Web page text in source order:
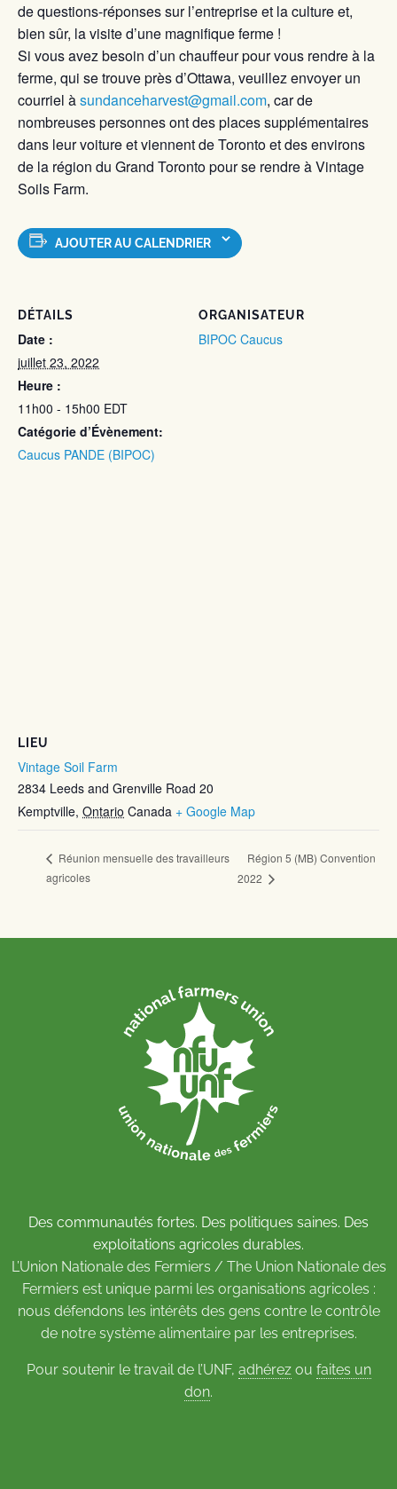
de questions-réponses sur l’entreprise et la culture et,
bien sûr, la visite d’une magnifique ferme !
Si vous avez besoin d’un chauffeur pour vous rendre à la
ferme, qui se trouve près d’Ottawa, veuillez envoyer un
courriel àsundanceharvest@gmail.com, car de
nombreuses personnes ont des places supplémentaires
dans leur voiture et viennent de Toronto et des environs
de la région du Grand Toronto pour se rendre à Vintage
Soils Farm.
AJOUTER AU CALENDRIER
DÉTAILS
Date :
juillet 23, 2022
Heure :
11h00 - 15h00 EDT
Catégorie d’Évènement:
Caucus PANDE (BIPOC)
ORGANISATEUR
BIPOC Caucus
LIEU
Vintage Soil Farm
2834 Leeds and Grenville Road 20
Kemptville, Ontario Canada + Google Map
Réunion mensuelle des travailleurs
agricoles
Région 5 (MB) Convention
2022
Des communautés fortes. Des politiques saines. Des
exploitations agricoles durables.
L’Union Nationale des Fermiers / The Union Nationale des
Fermiers est unique parmi les organisations agricoles :
nous défendons les intérêts des gens contre le contrôle
de notre système alimentaire par les entreprises.
Pour soutenir le travail de l’UNF, adhérezou faites un
don.